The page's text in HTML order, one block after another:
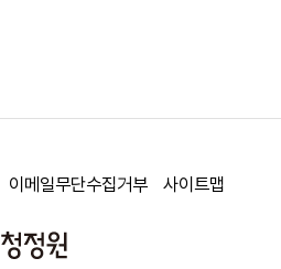
이메일무단수집거부 사이트맵
청